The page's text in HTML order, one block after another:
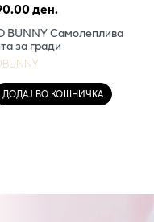
ден.
BUNNY Самолеплива
за гради
ДОДАЈ ВО КОШНИЧКА